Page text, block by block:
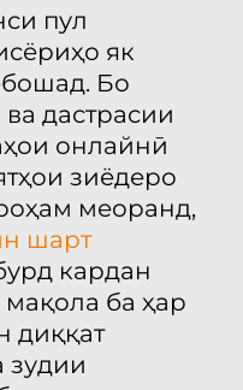
пул
як
Бо
дастрасии
онлайнӣ
зиёдеро
меоранд,
шарт
кардан
ба ҳар
диққат
зудии